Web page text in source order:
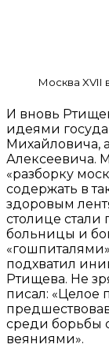
Москва XVII
И вновь
идеями
Михайловича,
Алексеевича.
«разборку
содержать в
здоровым
столице стали
больницы и
подхватил
Ртищева. Не
писал: «Целое
среди борьбы
веяниями».